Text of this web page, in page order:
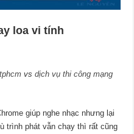
loa vi tính
vsdịch vụ thi công mạng
giúp nghe nhạc nhưng lại
trình phát vẫn chạy thì rất cũng